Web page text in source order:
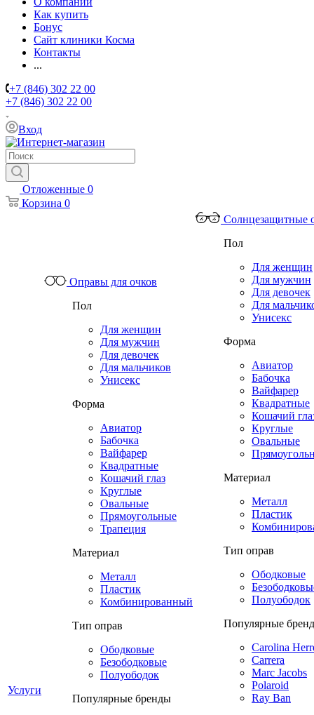
Как купить
Бонус
Сайт клиники Косма
Контакты
...
+7 (846) 302 22 00
+7 (846) 302 22 00
Вход
Отложенные 0
Корзина 0
Услуги
Оправы для очков
Пол
Для женщин
Для мужчин
Для девочек
Для мальчиков
Унисекс
Форма
Авиатор
Бабочка
Вайфарер
Квадратные
Кошачий глаз
Круглые
Овальные
Прямоугольные
Трапеция
Материал
Металл
Пластик
Комбинированный
Тип оправ
Ободковые
Безободковые
Полуободок
Популярные бренды
Солнцезащитные
Пол
Для женщин
Для мужчин
Для девочек
Для
Унисекс
Форма
Авиатор
Бабочка
Вайфарер
Квадратные
Кошачий
Круглые
Овальные
Материал
Металл
Пластик
Тип оправ
Ободковые
Полуободок
Популярные
Carolina
Carrera
Marc Jacobs
Polaroid
Ray Ban